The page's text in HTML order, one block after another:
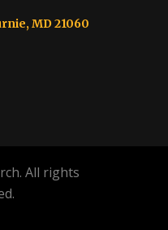
MD 21060
All rights